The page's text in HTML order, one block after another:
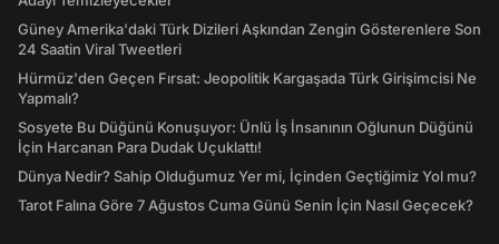
Güney Amerika'daki Türk Dizileri Aşkından Zengin Gösterenlere Son
24 Saatin Viral Tweetleri
Hürmüz'den Geçen Fırsat: Jeopolitik Kargaşada Türk Girişimcisi Ne
Yapmalı?
Sosyete Bu Düğünü Konuşuyor: Ünlü İş İnsanının Oğlunun Düğünü
İçin Harcanan Para Dudak Uçuklattı!
Dünya Nedir? Sahip Olduğumuz Yer mi, İçinden Geçtiğimiz Yol mu?
Tarot Falına Göre 7 Ağustos Cuma Günü Senin İçin Nasıl Geçecek?